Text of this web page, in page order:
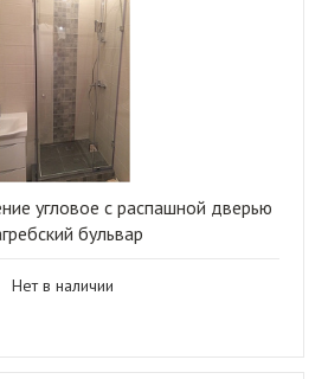
Нет в наличии
угловое с распашной дверью
бульвар